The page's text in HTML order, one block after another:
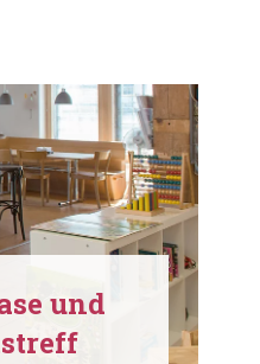
und